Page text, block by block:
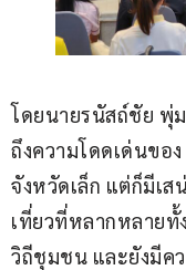
โดยนายรนัสถ์ชัย พุ่
ถึงความโดดเด่นขอ
จังหวัดเล็ก แต่ก็มีเ
เที่ยวที่หลากหลายทั้
วิถีชุมชน และยังมีค